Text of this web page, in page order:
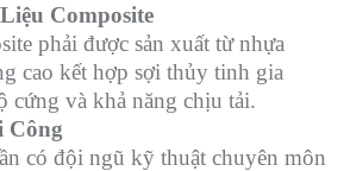
Composite
phải được sản xuất từ nhựa
cao kết hợp sợi thủy tinh gia
cứng và khả năng chịu tải.
Công
có đội ngũ kỹ thuật chuyên môn